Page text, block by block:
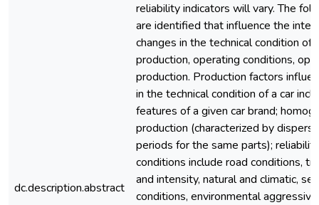
dc.description.abstract
reliability indicators will vary. The
are identified that influence the
changes in the technical condition of
production, operating conditions,
production. Production factors
in the technical condition of a car
features of a given car brand;
production (characterized by
periods for the same parts);
conditions include road conditions,
and intensity, natural and climatic,
conditions, environmental